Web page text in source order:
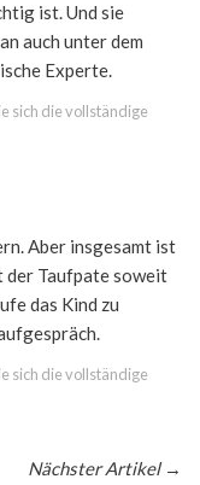
ist. Und sie
auch unter dem
Experte.
sich die vollständige
Aber insgesamt ist
der Taufpate soweit
das Kind zu
sich die vollständige
Nächster Artikel→